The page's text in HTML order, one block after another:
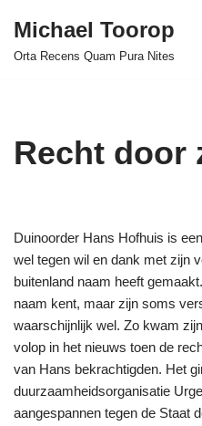
Ga
Michael Toorop
Orta Recens Quam Pura Nites
Recht door
Duinoorder Hans Hofhuis is
wel tegen wil en dank met zijn
buitenland naam heeft
naam kent, maar zijn soms
waarschijnlijk wel. Zo kwam
volop in het nieuws toen de
van Hans bekrachtigden. Het
duurzaamheidsorganisatie
aangespannen tegen de Staat